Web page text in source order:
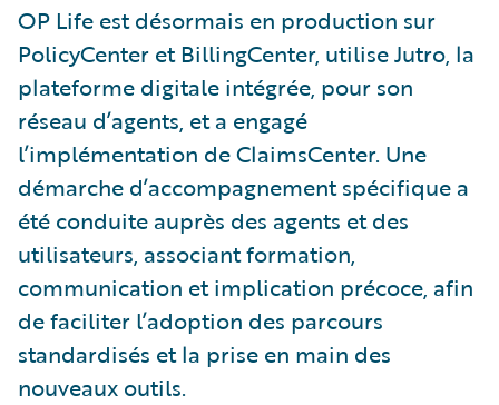
OP Life est désormais en production sur
PolicyCenter et BillingCenter, utilise Jutro, la
plateforme digitale intégrée, pour son
réseau d’agents, et a engagé
l’implémentation de ClaimsCenter. Une
démarche d’accompagnement spécifique a
été conduite auprès des agents et des
utilisateurs, associant formation,
communication et implication précoce, afin
de faciliter l’adoption des parcours
standardisés et la prise en main des
nouveaux outils.